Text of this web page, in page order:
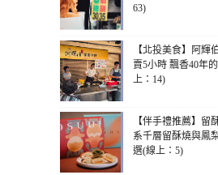
63)
【北投美食】阿輝
賣5小時 飄香40年
上：14)
【伴手禮推薦】留
系千層留酥燒與鳳
選(線上：5)